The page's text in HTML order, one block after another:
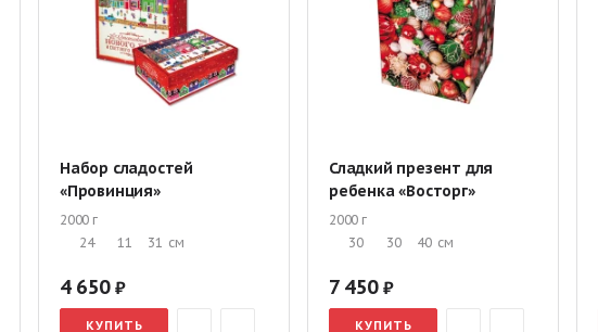
Подарки для детского дома Новогодние подарки на утренник
Набор сладостей
«Провинция»
2000 г
24
11 31 см
4 650
КУПИТЬ
Сладкий презент для
ребенка «Восторг»
2000 г
30
30 40 см
7 450
КУПИТЬ